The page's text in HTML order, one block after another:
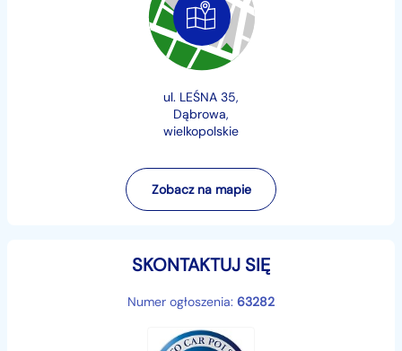
ul. LEŚNA 35,
Dąbrowa,
wielkopolskie
Zobacz na mapie
SKONTAKTUJ SIĘ
Numer ogłoszenia: 63282